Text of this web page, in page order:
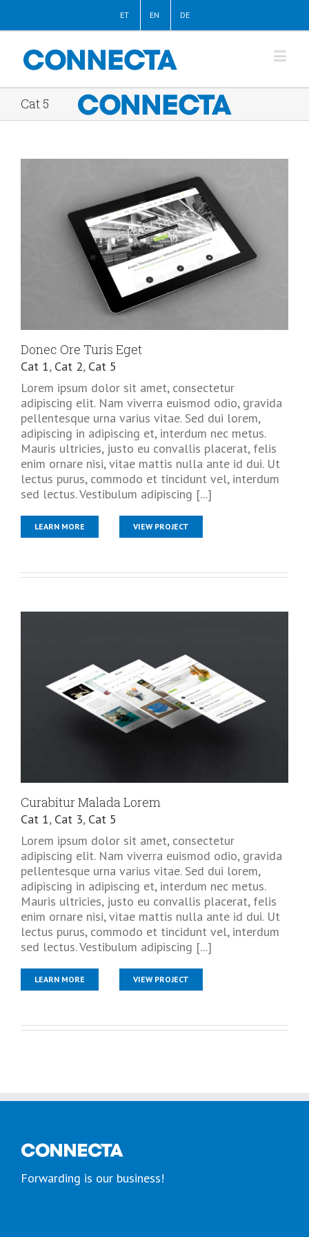
ET EN DE
Cat 5
Donec Ore Turis Eget
Cat 1, Cat 2, Cat 5
Lorem ipsum dolor sit amet, consectetur
adipiscing elit. Nam viverra euismod odio, gravida
pellentesque urna varius vitae. Sed dui lorem,
adipiscing in adipiscing et, interdum nec metus.
Mauris ultricies, justo eu convallis placerat, felis
enim ornare nisi, vitae mattis nulla ante id dui. Ut
lectus purus, commodo et tincidunt vel, interdum
sed lectus. Vestibulum adipiscing [...]
LEARN MORE VIEW PROJECT
Curabitur Malada Lorem
Cat 1, Cat 3, Cat 5
Lorem ipsum dolor sit amet, consectetur
adipiscing elit. Nam viverra euismod odio, gravida
pellentesque urna varius vitae. Sed dui lorem,
adipiscing in adipiscing et, interdum nec metus.
Mauris ultricies, justo eu convallis placerat, felis
enim ornare nisi, vitae mattis nulla ante id dui. Ut
lectus purus, commodo et tincidunt vel, interdum
sed lectus. Vestibulum adipiscing [...]
LEARN MORE VIEW PROJECT
Forwarding is our business!